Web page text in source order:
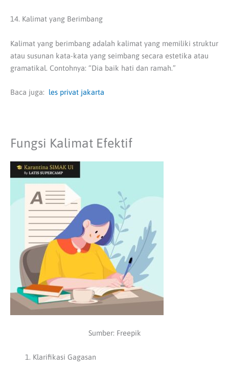
14. Kalimat yang Berimbang
Kalimat yang berimbang adalah kalimat yang memiliki struktur
atau susunan kata-kata yang seimbang secara estetika atau
gramatikal. Contohnya: “Dia baik hati dan ramah.”
Baca juga: les privat jakarta
Fungsi Kalimat Efektif
Sumber: Freepik
Klarifikasi Gagasan